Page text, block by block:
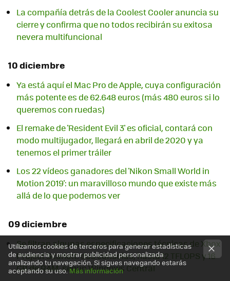
La compañía detrás de la Coolest Cooler anuncia su
cierre y confirma que no todos recibirán su exitosa
nevera multifuncional
10 diciembre
Ya está aquí el Mac Pro de Apple, cuya configuración
más potente es de 62.648 euros (más 480 euros si lo
queremos con ruedas)
El remake de 'Resident Evil 3' es oficial, contará con
modo multijugador, llegará en abril de 2020 y ya
tenemos el primer tráiler
Los 22 vídeos ganadores del 'Nikon Small World in
Motion 2019': un maravilloso mundo que existe más
allá de lo que podemos ver
09 diciembre
Se filtran algunas especificaciones técnicas de Xbox
Project Scarlett: dos consolas, hasta 12 TFLOPS y 16
GB de RAM, según Windows Central
Utilizamos cookies de terceros para generar estadísticas
de audiencia y mostrar publicidad personalizada
analizando tu navegación. Si sigues navegando estarás
aceptando su uso.Más información